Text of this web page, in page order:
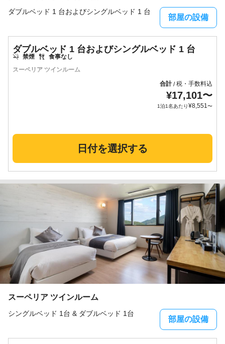
ダブルベッド 1 台およびシングルベッド 1 台
部屋の設備
スーペリア ツインルーム
禁煙 食事なし
ダブルベッド 1 台およびシングルベッド 1 台
合計/税・手数料込
¥17,101〜
1泊1名あたり¥8,551〜
日付を選択する
スーペリア ツインルーム
シングルベッド 1台 & ダブルベッド 1台
部屋の設備